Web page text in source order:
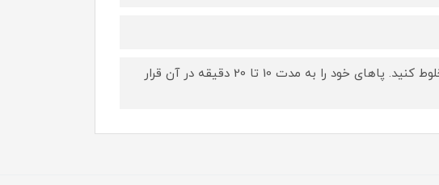
مروارید حمام Balea Urea را در ظرفی بریزید و با آب گرم مخلوط کنید. پاهای خود را به مدت 10 تا 20 دقیقه در آن قرار